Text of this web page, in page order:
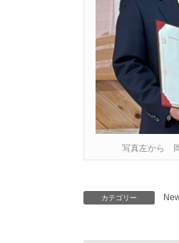
写真左から
カテゴリー